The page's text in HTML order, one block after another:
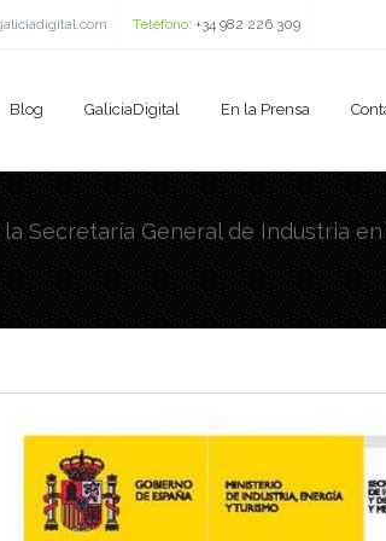
Teléfono: +34 982 226 309
Blog GaliciaDigital En la Prensa
Secretaría General de Industria